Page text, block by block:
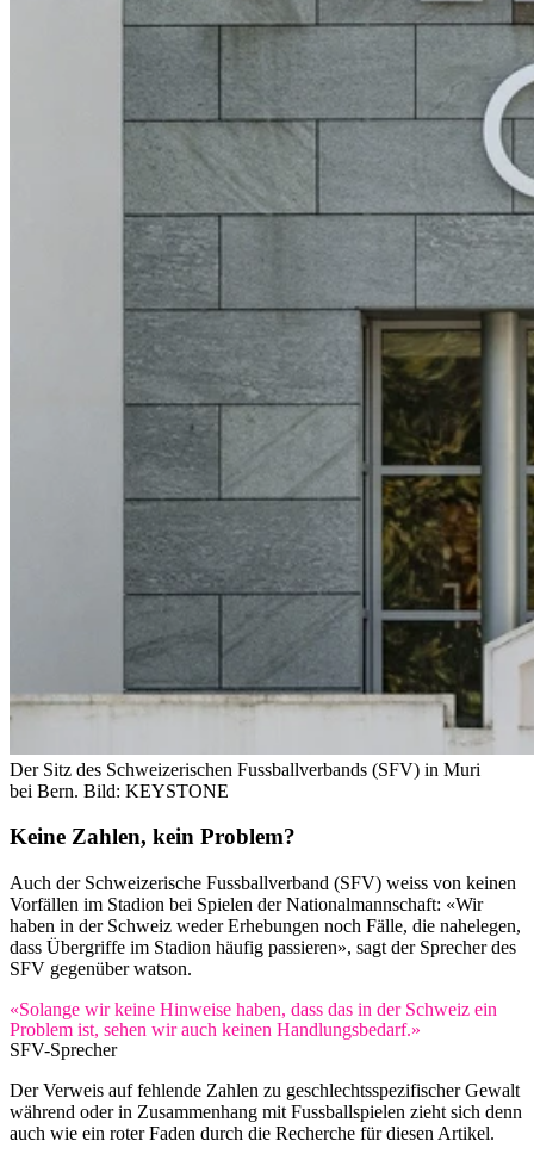
Der Sitz des Schweizerischen Fussballverbands (SFV) in Muri
bei Bern. Bild: KEYSTONE
Keine Zahlen, kein Problem?
Auch der Schweizerische Fussballverband (SFV) weiss von keinen
Vorfällen im Stadion bei Spielen der Nationalmannschaft: «Wir
haben in der Schweiz weder Erhebungen noch Fälle, die nahelegen,
dass Übergriffe im Stadion häufig passieren», sagt der Sprecher des
SFV gegenüber watson.
«Solange wir keine Hinweise haben, dass das in der Schweiz ein
Problem ist, sehen wir auch keinen Handlungsbedarf.»
SFV-Sprecher
Der Verweis auf fehlende Zahlen zu geschlechtsspezifischer Gewalt
während oder in Zusammenhang mit Fussballspielen zieht sich denn
auch wie ein roter Faden durch die Recherche für diesen Artikel.